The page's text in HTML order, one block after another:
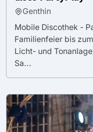
Genthin
Mobile Discothek -
Familienfeier bis
Licht- und
Sa...